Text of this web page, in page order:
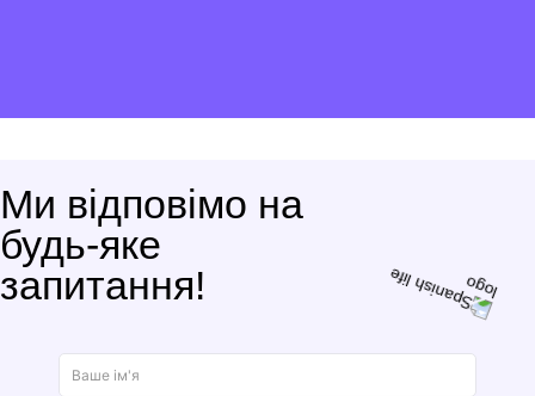
Ми відповімо на
будь-яке
запитання!